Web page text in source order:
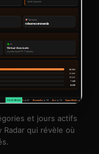
et jours actifs
qui révèle où